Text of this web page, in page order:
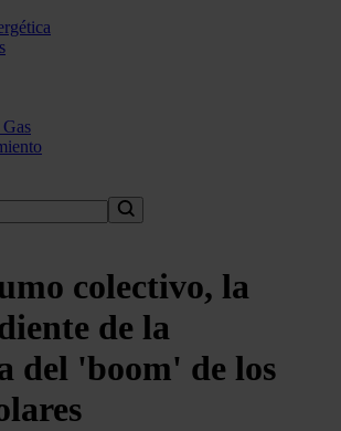
colectivo, la
de la
del 'boom' de los